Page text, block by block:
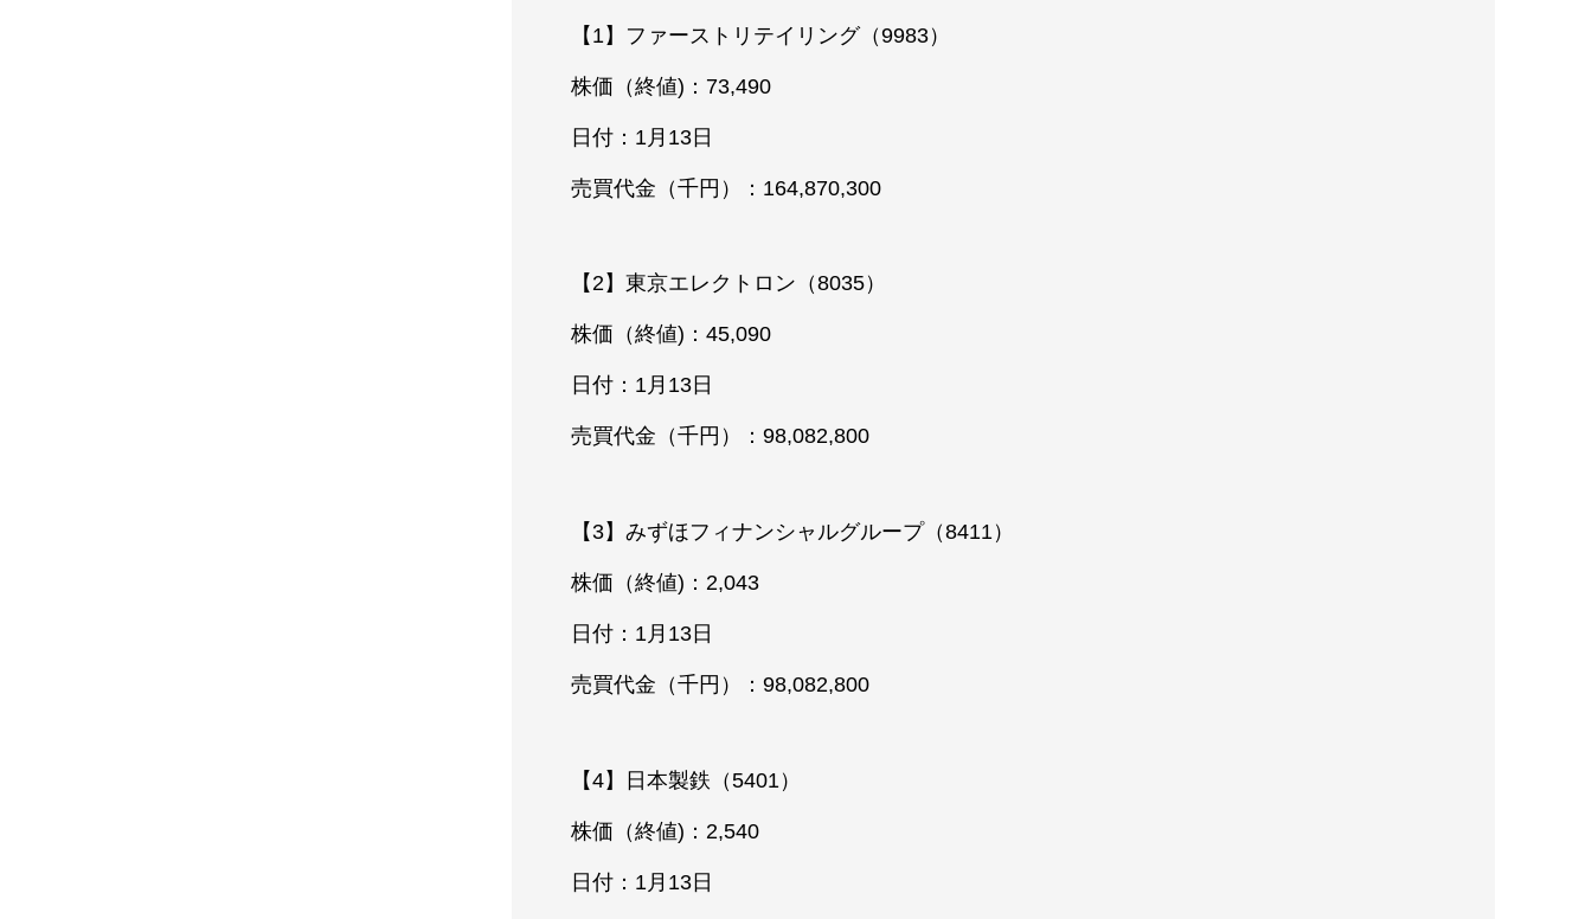
【1】ファーストリテイリング（9983）
株価（終値)：73,490
日付：1月13日
売買代金（千円）：164,870,300
【2】東京エレクトロン（8035）
株価（終値)：45,090
日付：1月13日
売買代金（千円）：98,082,800
【3】みずほフィナンシャルグループ（8411）
株価（終値)：2,043
日付：1月13日
売買代金（千円）：98,082,800
【4】日本製鉄（5401）
株価（終値)：2,540
日付：1月13日